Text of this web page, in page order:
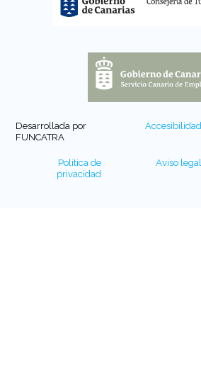
Desarrollada por
FUNCATRA
Accesibilidad
Política de
privacidad
Aviso legal